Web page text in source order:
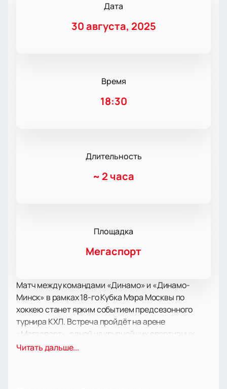
Дата
30 августа, 2025
Время
18:30
Длительность
~ 2 часа
Площадка
Мегаспорт
Матч между командами «Динамо» и «Динамо-
Минск» в рамках 18-го Кубка Мэра Москвы по
хоккею станет ярким событием предсезонного
турнира КХЛ. Встреча пройдёт на арене
«Мегаспорт», одной из крупнейших спортивных
площадок столицы, которая известна своей
Читать дальше...